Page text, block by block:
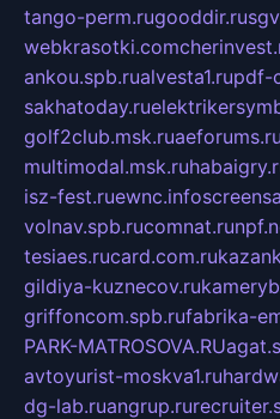
tango-perm.rugooddir.ru
webkrasotki.com
ankou.spb.rualvesta1.rupdf-
sakhatoday.ru
golf2club.msk.ruaeforums.ru
multimodal.msk.ru
isz-fest.ruewnc.info
volnav.spb.rucomnat.ru
tesiaes.rucard.com.ru
gildiya-kuznecov.ru
griffoncom.spb.rufabrika-
PARK-MATROSOVA.RU
avtoyurist-moskva1.ru
dg-lab.ruangrup.ru